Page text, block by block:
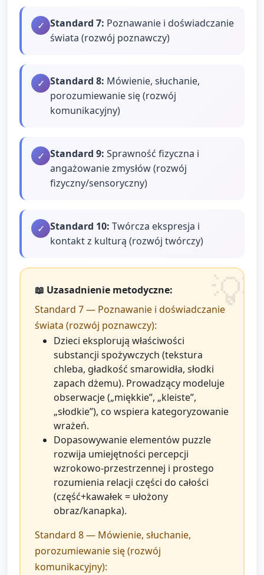
✓ Standard 7: Poznawanie i doświadczanie
świata (rozwój poznawczy)
✓ Standard 8: Mówienie, słuchanie,
porozumiewanie się (rozwój
komunikacyjny)
✓ Standard 9: Sprawność fizyczna i
angażowanie zmysłów (rozwój
fizyczny/sensoryczny)
✓ Standard 10: Twórcza ekspresja i
kontakt z kulturą (rozwój twórczy)
📖 Uzasadnienie metodyczne:
Standard 7 — Poznawanie i doświadczanie
świata (rozwój poznawczy):
Dzieci eksplorują właściwości
substancji spożywczych (tekstura
chleba, gładkość smarowidła, słodki
zapach dżemu). Prowadzący modeluje
obserwacje („miękkie”, „kleiste”,
„słodkie”), co wspiera kategoryzowanie
wrażeń.
Dopasowywanie elementów puzzle
rozwija umiejętności percepcji
wzrokowo-przestrzennej i prostego
rozumienia relacji części do całości
(część+kawałek = ułożony
obraz/kanapka).
Standard 8 — Mówienie, słuchanie,
porozumiewanie się (rozwój
komunikacyjny):